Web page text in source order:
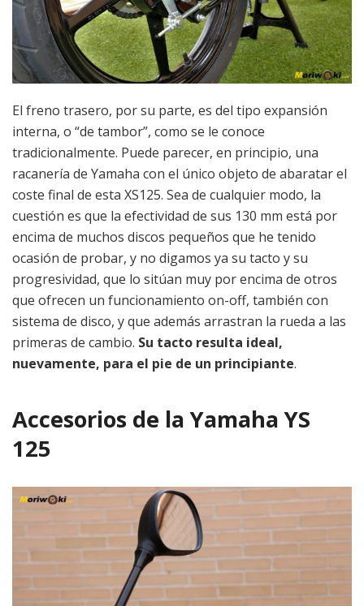
El freno trasero, por su parte, es del tipo expansión
interna, o “de tambor”, como se le conoce
tradicionalmente. Puede parecer, en principio, una
racanería de Yamaha con el único objeto de abaratar el
coste final de esta XS125. Sea de cualquier modo, la
cuestión es que la efectividad de sus 130 mm está por
encima de muchos discos pequeños que he tenido
ocasión de probar, y no digamos ya su tacto y su
progresividad, que lo sitúan muy por encima de otros
que ofrecen un funcionamiento on-off, también con
sistema de disco, y que además arrastran la rueda a las
primeras de cambio. Su tacto resulta ideal,
nuevamente, para el pie de un principiante.
Accesorios de la Yamaha YS
125